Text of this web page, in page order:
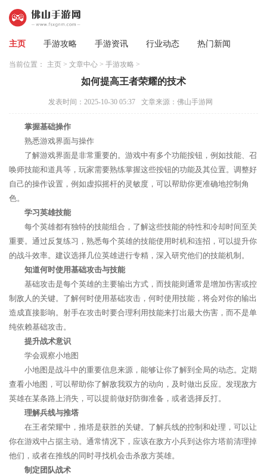
主页 手游攻略 手游资讯 行业动态 热门新闻
当前位置： 主页 > 文章中心 > 手游攻略 >
如何提高王者荣耀的技术
发表时间：2025-10-30 05:37 文章来源：佛山手游网
掌握基础操作
熟悉游戏界面与操作
了解游戏界面是非常重要的。游戏中有多个功能按钮，例如技能、召
唤师技能和道具等，玩家需要熟练掌握这些按钮的功能及其位置。调整好
自己的操作设置，例如虚拟摇杆的灵敏度，可以帮助你更准确地控制角
色。
学习英雄技能
每个英雄都有独特的技能组合，了解这些技能的特性和冷却时间至关
重要。通过反复练习，熟悉每个英雄的技能使用时机和连招，可以提升你
的战斗效率。建议选择几位英雄进行专精，深入研究他们的技能机制。
知道何时使用基础攻击与技能
基础攻击是每个英雄的主要输出方式，而技能则通常是增加伤害或控
制敌人的关键。了解何时使用基础攻击，何时使用技能，将会对你的输出
造成直接影响。射手在攻击时要合理利用技能来打出最大伤害，而不是单
纯依赖基础攻击。
提升战术意识
学会观察小地图
小地图是战斗中的重要信息来源，能够让你了解到全局的动态。定期
查看小地图，可以帮助你了解敌我双方的动向，及时做出反应。发现敌方
英雄在某条路上消失，可以提前做好防御准备，或者选择反打。
理解兵线与推塔
在王者荣耀中，推塔是获胜的关键。了解兵线的控制和处理，可以让
你在游戏中占据主动。通常情况下，应该在敌方小兵到达你方塔前清理掉
他们，或者在推线的同时寻找机会击杀敌方英雄。
制定团队战术